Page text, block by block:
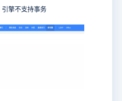
引擎不支持事务